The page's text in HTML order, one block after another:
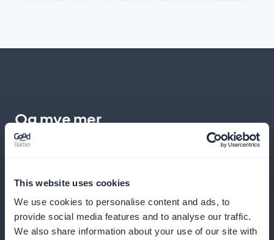
This website uses cookies
We use cookies to personalise content and ads, to
provide social media features and to analyse our traffic.
We also share information about your use of our site with
Og mye mer
Rask betaling fra produktlisten